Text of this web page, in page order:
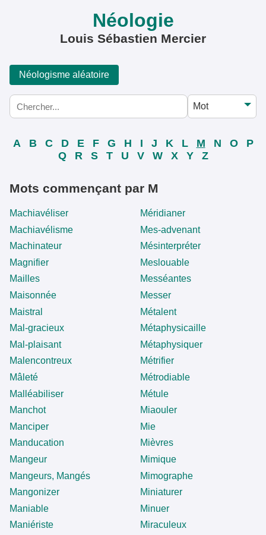
Néologie
Louis Sébastien Mercier
Néologisme aléatoire
A B C D E F G H I J K L M N O
P
Q
R S T U V W X Y Z
Mots commençant par M
Machiavéliser
Machiavélisme
Machinateur
Magnifier
Mailles
Maisonnée
Maistral
Mal-gracieux
Mal-plaisant
Malencontreux
Mâleté
Malléabiliser
Manchot
Manciper
Manducation
Mangeur
Mangeurs, Mangés
Mangonizer
Maniable
Maniériste
Méridianer
Mes-advenant
Mésinterpréter
Meslouable
Messéantes
Messer
Métalent
Métaphysicaille
Métaphysiquer
Métrifier
Métrodiable
Métule
Miaouler
Mie
Mièvres
Mimique
Mimographe
Miniaturer
Minuer
Miraculeux